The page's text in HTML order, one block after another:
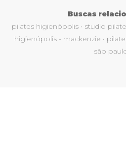
Buscas
pilates higienópolis • studio
higienópolis - mackenzie •
são